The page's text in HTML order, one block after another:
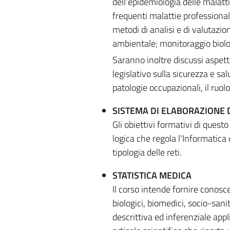
frequenti malattie
metodi di analisi e di
ambientale; monitoraggio
Saranno inoltre discussi
legislativo sulla sicurezza e
patologie occupazionali, il
SISTEMA DI ELABORAZIONE
Gli obiettivi formativi di
logica che regola l'Informatica
tipologia delle reti.
STATISTICA MEDICA
Il corso intende fornire
biologici, biomedici, socio-
descrittiva ed inferenziale